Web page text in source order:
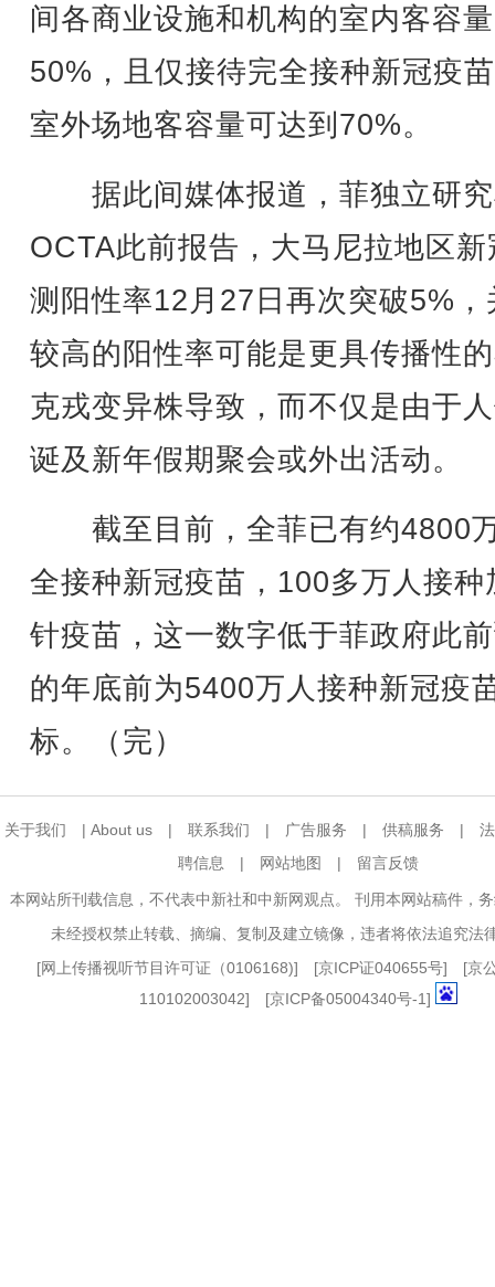
间各商业设施和机构的室内客容
50%，且仅接待完全接种新冠疫
室外场地客容量可达到70%。
据此间媒体报道，菲独立研
OCTA此前报告，大马尼拉地区新
测阳性率12月27日再次突破5%，
较高的阳性率可能是更具传播性
克戎变异株导致，而不仅是由于
诞及新年假期聚会或外出活动。
截至目前，全菲已有约4800
全接种新冠疫苗，100多万人接种
针疫苗，这一数字低于菲政府此
的年底前为5400万人接种新冠疫
标。（完）
关于我们 | About us | 联系我们 | 广告服务 | 供稿服务 |
聘信息
| 网站地图 | 留言反馈
本网站所刊载信息，不代表中新社和中新网观点。 刊用本网站稿件，
未经授权禁止转载、摘编、复制及建立镜像，违者将依法追究法
[网上传播视听节目许可证（0106168)] [京ICP证040655号] [京
110102003042] [京ICP备05004340号-1]